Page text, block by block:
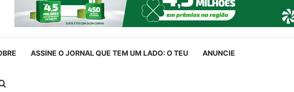
ASSINE O JORNAL QUE TEM UM LADO: O TEU ANUNCIE
skin